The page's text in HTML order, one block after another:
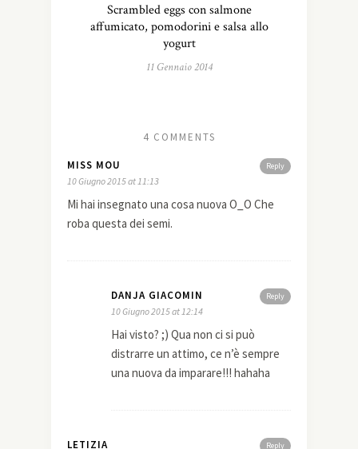
Scrambled eggs con salmone
affumicato, pomodorini e salsa allo
yogurt
11 Gennaio 2014
4 COMMENTS
Reply
MISS MOU
10 Giugno 2015 at 11:13
Mi hai insegnato una cosa nuova O_O Che
roba questa dei semi.
Reply
DANJA GIACOMIN
10 Giugno 2015 at 12:14
Hai visto? ;) Qua non ci si può
distrarre un attimo, ce n’è sempre
una nuova da imparare!!! hahaha
Reply
LETIZIA